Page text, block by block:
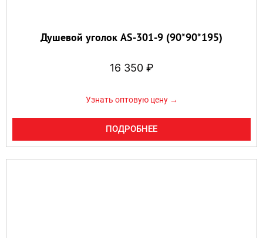
Душевой уголок AS-301-9 (90*90*195)
16 350 ₽
Узнать оптовую цену →
ПОДРОБНЕЕ